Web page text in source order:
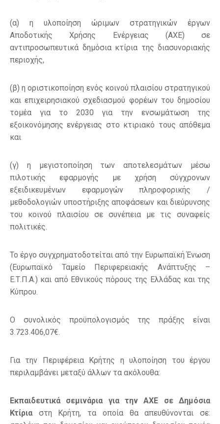
(α) η υλοποίηση ώριμων στρατηγικών έργων
Αποδοτικής Χρήσης Ενέργειας (ΑΧΕ) σε
αντιπροσωπευτικά δημόσια κτίρια της διασυνοριακής
περιοχής,
(β) η οριστικοποίηση ενός κοινού πλαισίου στρατηγικού
και επιχειρησιακού σχεδιασμού φορέων του δημοσίου
τομέα για το 2030 για την ενσωμάτωση της
εξοικονόμησης ενέργειας στο κτιριακό τους απόθεμα
και
(γ) η μεγιστοποίηση των αποτελεσμάτων μέσω
πιλοτικής εφαρμογής με χρήση σύγχρονων
εξειδικευμένων εφαρμογών πληροφορικής /
μεθοδολογιών υποστήριξης αποφάσεων και διεύρυνσης
του κοινού πλαισίου σε συνέπεια με τις συναφείς
πολιτικές.
Το έργο συγχρηματοδοτείται από την Ευρωπαϊκή Ένωση
(Ευρωπαϊκό Ταμείο Περιφερειακής Ανάπτυξης –
Ε.Τ.Π.Α.) και από Εθνικούς πόρους της Ελλάδας και της
Κύπρου.
Ο συνολικός προϋπολογισμός της πράξης είναι
3.723.406,07€.
Για την Περιφέρεια Κρήτης η υλοποίηση του έργου
περιλαμβάνει μεταξύ άλλων τα ακόλουθα:
Εκπαιδευτικά σεμινάρια για την ΑΧΕ σε Δημόσια
Κτίρια στη Κρήτη, τα οποία θα απευθύνονται σε: